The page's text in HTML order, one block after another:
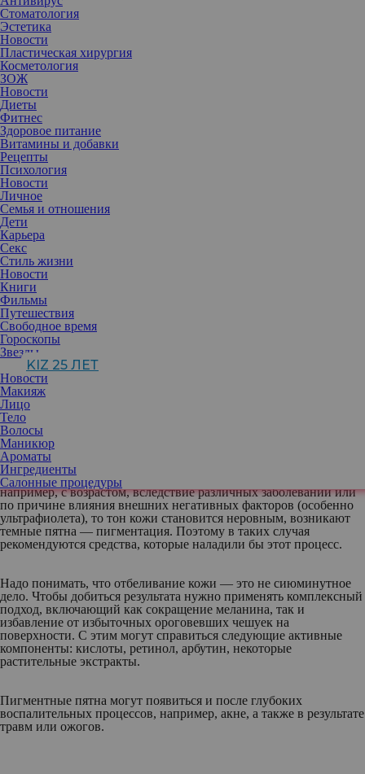
Стоматология
Эстетика
Новости
Пластическая хирургия
Косметология
ЗОЖ
Новости
Диеты
Фитнес
Здоровое питание
Витамины и добавки
Рецепты
Психология
Новости
Личное
Семья и отношения
Дети
Карьера
Секс
Стиль жизни
Новости
Книги
Фильмы
Путешествия
Свободное время
Гороскопы
Звезды
KIZ 25 ЛЕТ
Новости
Макияж
Лицо
Тело
Волосы
Маникюр
Ароматы
Ингредиенты
Салонные процедуры
Осенью по традиции начинается бум на отбеливающие
косметические средства. И в этом нет ничего удивительного. За
лето кожа, как правило, обретает неровный тон, а кое-где даже
могут проступить пигментные пятна. Особые компоненты
позволяют устранить потемнения и вернуть лицу свежесть.
Как же достигается отбеливание, за счет чего? Дело в том, что в
коже содержится пигмент, который называется меланин. Его
количество регулирует цвет кожи, то есть чем больше меланина,
тем она темнее. Этот пигмент постоянно вырабатывается и
накапливается в особых молекулах, которые равномерно
распределяются в эпидермисе, придавая ему тот или иной
оттенок.
Когда происходит нарушение в синтезе и разрушении меланина,
например, с возрастом, вследствие различных заболеваний или
по причине влияния внешних негативных факторов (особенно
ультрафиолета), то тон кожи становится неровным, возникают
темные пятна — пигментация. Поэтому в таких случая
рекомендуются средства, которые наладили бы этот процесс.
Надо понимать, что отбеливание кожи — это не сиюминутное
дело. Чтобы добиться результата нужно применять комплексный
подход, включающий как сокращение меланина, так и
избавление от избыточных ороговевших чешуек на
поверхности. С этим могут справиться следующие активные
компоненты: кислоты, ретинол, арбутин, некоторые
растительные экстракты.
Пигментные пятна могут появиться и после глубоких
воспалительных процессов, например, акне, а также в результате
травм или ожогов.